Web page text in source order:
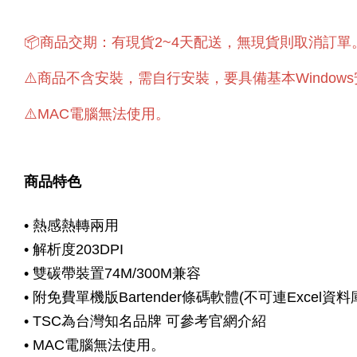
📦商品交期：有現貨2~4天配送， 無現貨則取消訂單。
⚠️商品不含安裝，需自行安裝，要具備基本Windows
⚠️MAC電腦無法使用。
商品特色
• 熱感熱轉兩用
• 解析度203DPI
• 雙碳帶裝置74M/300M兼容
• 附免費單機版Bartender條碼軟體(不可連Excel資料
• TSC為台灣知名品牌 可參考官網介紹
• MAC電腦無法使用。